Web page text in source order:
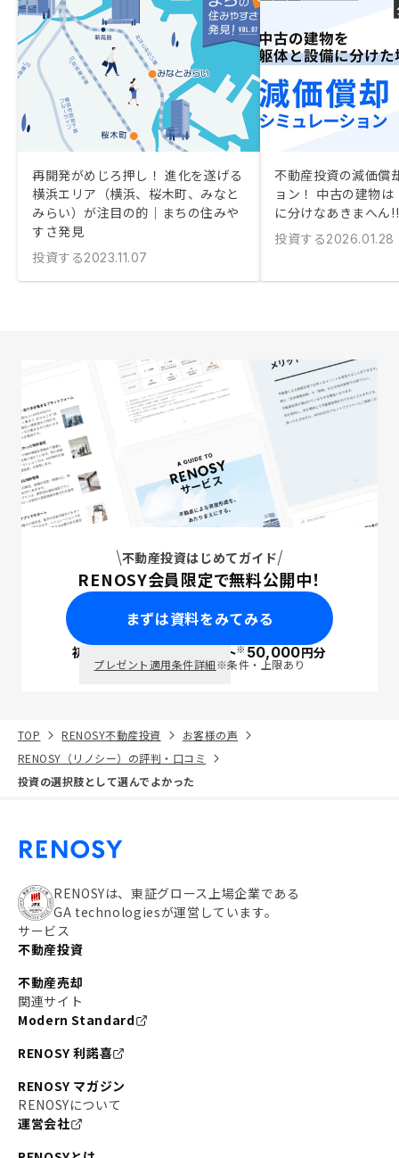
再開発がめじろ押し！ 進化を遂げる
横浜エリア（横浜、桜木町、みなと
みらい）が注目の的｜まちの住みや
すさ発見
投資する2023.11.07
不動産投資の減価償
ョン！ 中古の建物
に分けなあきまへん!!
投資する2026.01.28
不動産投資はじめてガイド
RENOSY会員限定で無料公開中！
まずは資料をみてみる
初回面談で ポイント※50,000円分
プレゼント適用条件詳細※条件・上限あり
TOP RENOSY不動産投資
お客様の声
RENOSY（リノシー）の評判・口コミ
投資の選択肢として選んでよかった
RENOSYは、東証グロース上場企業である
GA technologiesが運営しています。
サービス
不動産投資
不動産売却
関連サイト
Modern Standard
RENOSY 利諾喜
RENOSY マガジン
RENOSYについて
運営会社